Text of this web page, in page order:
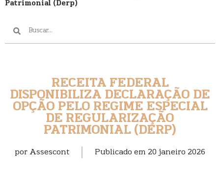
Patrimonial (Derp)
RECEITA FEDERAL
DISPONIBILIZA DECLARAÇÃO DE
OPÇÃO PELO REGIME ESPECIAL
DE REGULARIZAÇÃO
PATRIMONIAL (DERP)
por Assescont Publicado em 20 janeiro 2026